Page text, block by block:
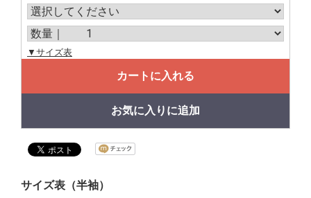
▼サイズ表
カートに入れる
お気に入りに追加
サイズ表（半袖）